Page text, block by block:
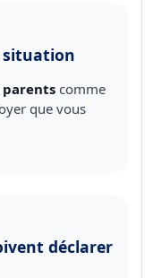
situation
parents comme
que vous
déclarer